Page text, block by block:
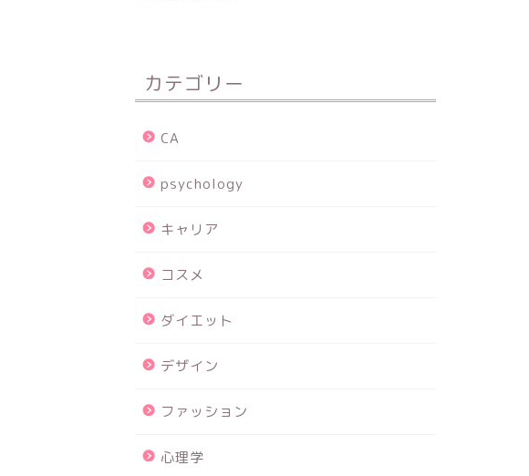
カテゴリー
CA
psychology
キャリア
コスメ
ダイエット
デザイン
ファッション
心理学